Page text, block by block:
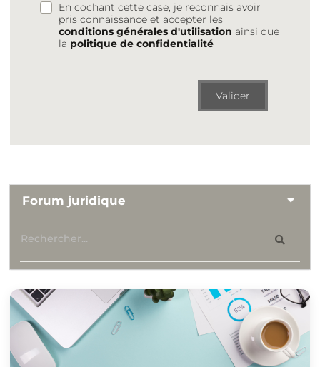
En cochant cette case, je reconnais avoir
pris connaissance et accepter les
conditions générales d'utilisation ainsi que
la politique de confidentialité
Valider
Forum juridique